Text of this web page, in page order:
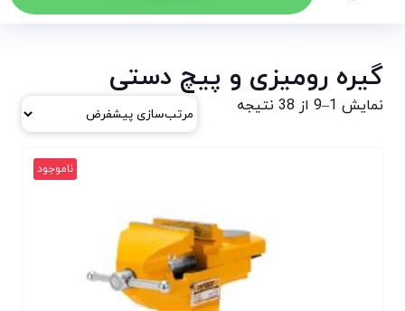
گیره رومیزی و پیچ دستی
نمایش 1–9 از 38 نتیجه
ناموجود